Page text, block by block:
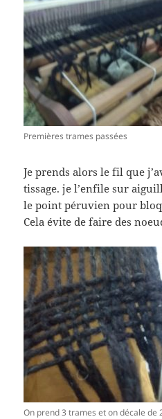
Premières trames passées
Je prends alors le fil que
tissage. je l’enfile sur
le point péruvien pour
Cela évite de faire des
On prend 3 trames et on décale de